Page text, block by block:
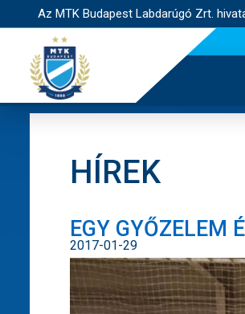
Az MTK Budapest Labdarúgó Zrt.
HÍREK
EGY GYŐZELEM
2017-01-29